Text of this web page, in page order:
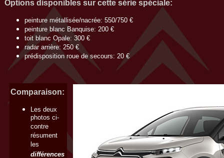
Options disponibles sur cette série spéciale:
peinture métallisée/nacrée: 550/750 €
peinture blanc Banquise: 200 €
toit blanc Opale: 300 €
radar arrière: 250 €
prédisposition roue de secours: 20 €
Comparaison:
Les deux
photos ci-
contre
résument
les
différences